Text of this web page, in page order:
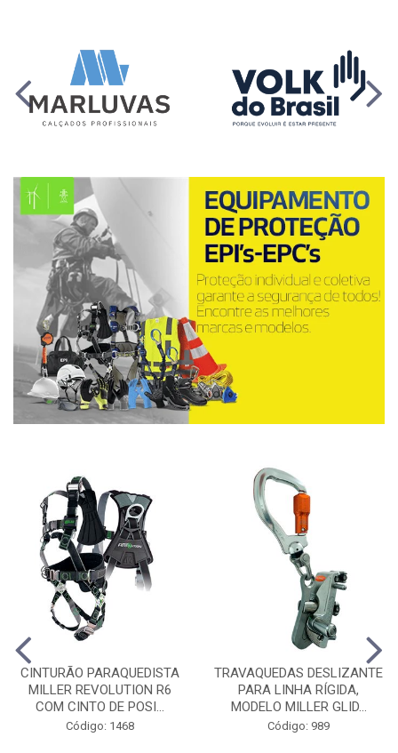
CINTURÃO PARAQUEDISTA
MILLER REVOLUTION R6
COM CINTO DE POSI...
Código: 1468
TRAVAQUEDAS DESLIZANTE
PARA LINHA RÍGIDA,
MODELO MILLER GLID...
Código: 989